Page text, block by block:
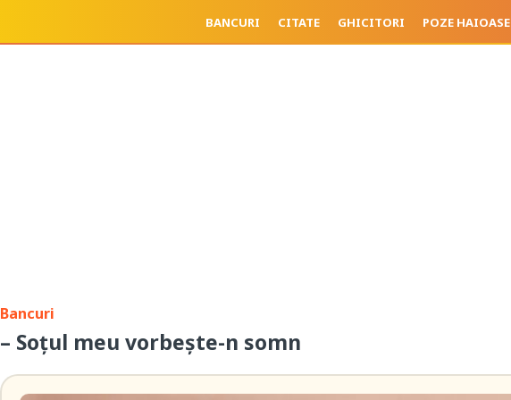
BANCURI CITATE GHICITORI POZE HAIOASE
Bancuri
– Soțul meu vorbește-n somn